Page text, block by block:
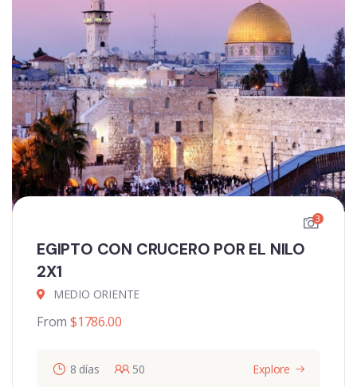
3
EGIPTO CON CRUCERO POR EL NILO
2X1
MEDIO ORIENTE
From $1786.00
8 días 50 Explore